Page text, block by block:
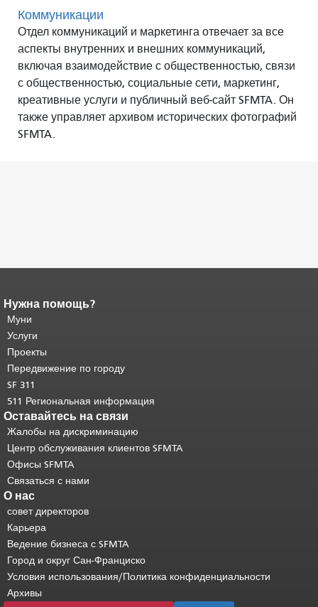
Коммуникации
Отдел коммуникаций и маркетинга отвечает за все
аспекты внутренних и внешних коммуникаций,
включая взаимодействие с общественностью, связи
с общественностью, социальные сети, маркетинг,
креативные услуги и публичный веб-сайт SFMTA. Он
также управляет архивом исторических фотографий
SFMTA.
Конец содержимого
страницы.
страницы повторяется на каждой
странице.
основного содержимого .
Нужна помощь?
Муни
Услуги
Проекты
Передвижение по городу
SF 311
511 Региональная информация
Оставайтесь на связи
Жалобы на дискриминацию
Центр обслуживания клиентов SFMTA
Офисы SFMTA
Связаться с нами
О нас
совет директоров
Карьера
Ведение бизнеса с SFMTA
Город и округ Сан-Франциско
Условия использования/Политика конфиденциальности
Архивы